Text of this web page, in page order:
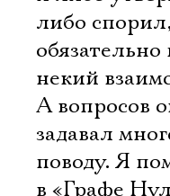
либо
некий
А вопросов
задавал
поводу. Я
в «Графе